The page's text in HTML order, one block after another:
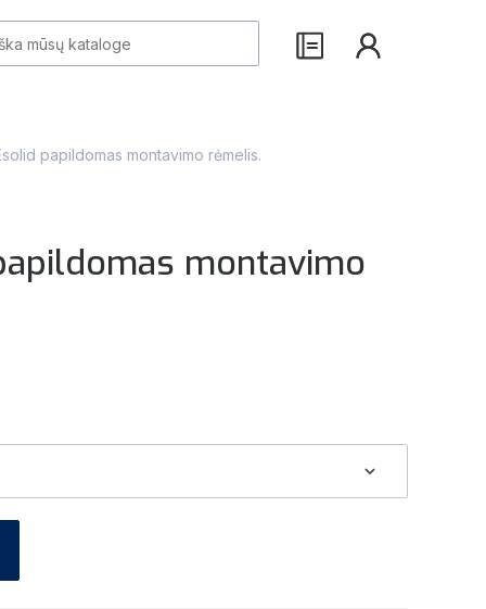
papildomas montavimo rėmelis.
montavimo